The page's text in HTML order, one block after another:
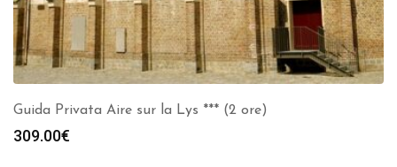
Guida Privata Aire sur la Lys *** (2 ore)
309.00€